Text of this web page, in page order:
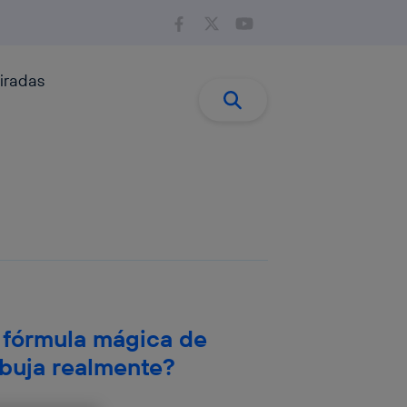
Buscar
mágica de
realmente?